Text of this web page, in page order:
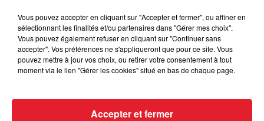
Vous pouvez accepter en cliquant sur "Accepter et fermer", ou affiner en
sélectionnant les finalités et/ou partenaires dans "Gérer mes choix".
Vous pouvez également refuser en cliquant sur "Continuer sans
accepter". Vos préférences ne s'appliqueront que pour ce site. Vous
pouvez mettre à jour vos choix, ou retirer votre consentement à tout
moment via le lien "Gérer les cookies" situé en bas de chaque page.
Accepter et fermer